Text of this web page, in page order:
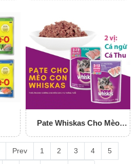
Pate Whiskas Cho Mèo
Prev 1 2 3 4 5